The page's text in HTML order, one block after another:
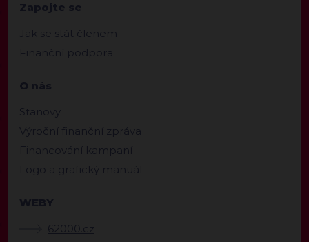
Zapojte se
Jak se stát členem
Finanční podpora
O nás
Stanovy
Výroční finanční zpráva
Financování kampaní
Logo a grafický manuál
WEBY
62000.cz